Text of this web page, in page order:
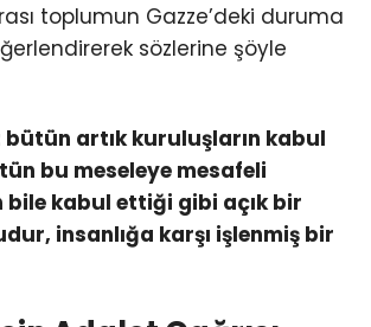
toplumun Gazze’deki duruma
sözlerine şöyle
bütün artık kuruluşların kabul
bu meseleye mesafeli
bile kabul ettiği gibi açık bir
insanlığa karşı işlenmiş bir